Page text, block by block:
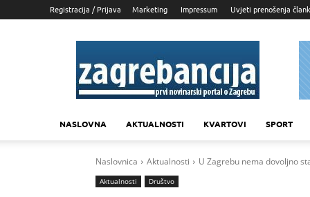
Registracija / Prijava Marketing Impressum Uvjeti prenošenja
Zagrebancija
NASLOVNA AKTUALNOSTI KVARTOVI SPORT
Naslovnica Aktualnosti U Zagrebu nema dovoljno
Aktualnosti Društvo